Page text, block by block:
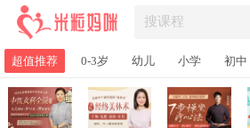
超值推荐 0-3岁 幼儿 小学 初中